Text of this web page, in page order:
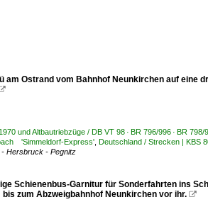
am Ostrand vom Bahnhof Neunkirchen auf eine
und Altbautriebzüge / DB VT 98 · BR 796/996 · BR
'Simmeldorf-Express' Deutschland / Strecken | KBS
Hersbruck - Pegnitz
Schienenbus-Garnitur für Sonderfahrten ins
zum Abzweigbahnhof Neunkirchen vor ihr. 